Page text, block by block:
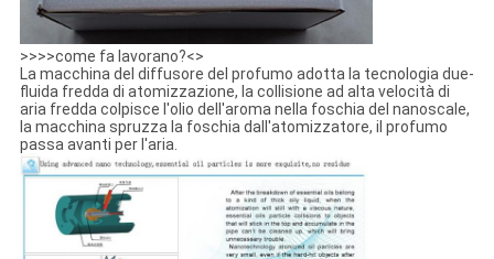
>>>>come fa lavorano?<>
La macchina del diffusore del profumo adotta la tecnologia due-
fluida fredda di atomizzazione, la collisione ad alta velocità di
aria fredda colpisce l'olio dell'aroma nella foschia del nanoscale,
la macchina spruzza la foschia dall'atomizzatore, il profumo
passa avanti per l'aria.